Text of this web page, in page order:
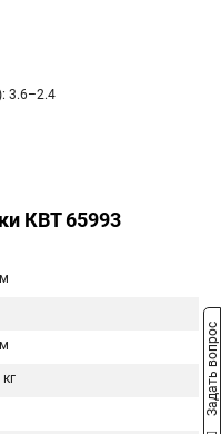
3.6–2.4
КВТ 65993
Задать вопрос